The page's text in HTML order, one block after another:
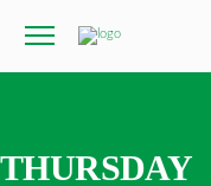
THURSDAY